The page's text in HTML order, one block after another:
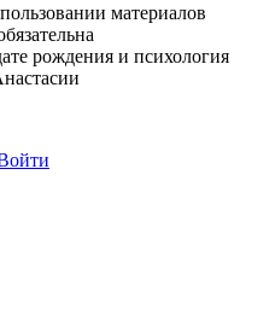
материалов
рождения и психология